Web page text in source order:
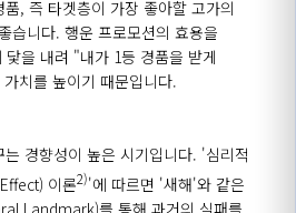
, 즉 타겟층이 가장 좋아할 고가의
습니다. 행운 프로모션의 효용을
을 내려 "내가 1등 경품을 받게
치를 높이기 때문입니다.
경향성이 높은 시기입니다. '심리적
이론2)'에 따르면 '새해'와 같은